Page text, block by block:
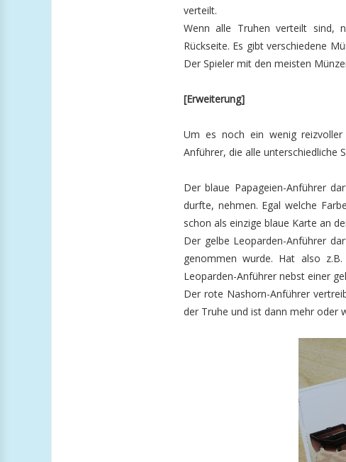
verteilt.
Wenn alle Truhen verteilt sind,
Rückseite. Es gibt verschiedene
Der Spieler mit den meisten
[Erweiterung]
Um es noch ein wenig
Anführer, die alle unterschiedliche
Der blaue Papageien-Anführer
durfte, nehmen. Egal welche
schon als einzige blaue Karte an
Der gelbe Leoparden-Anführer
genommen wurde. Hat also
Leoparden-Anführer nebst einer
Der rote Nashorn-Anführer
der Truhe und ist dann mehr oder